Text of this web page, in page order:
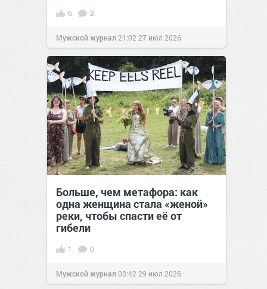
6 2
Мужской журнал 21:02 27 июл 2026
Больше, чем метафора: как
одна женщина стала «женой»
реки, чтобы спасти её от
гибели
1 0
Мужской журнал 03:42 29 июл 2026